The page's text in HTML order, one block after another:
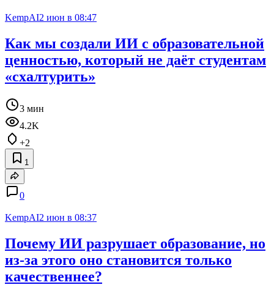
KempAI2 июн в 08:47
Как мы создали ИИ с образовательной
ценностью, который не даёт студентам
«схалтурить»
3 мин
4.2K
+2
1
0
KempAI2 июн в 08:37
Почему ИИ разрушает образование, но
из-за этого оно становится только
качественнее?